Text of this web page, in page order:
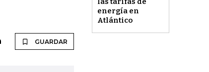
energía en
Atlántico
GUARDAR